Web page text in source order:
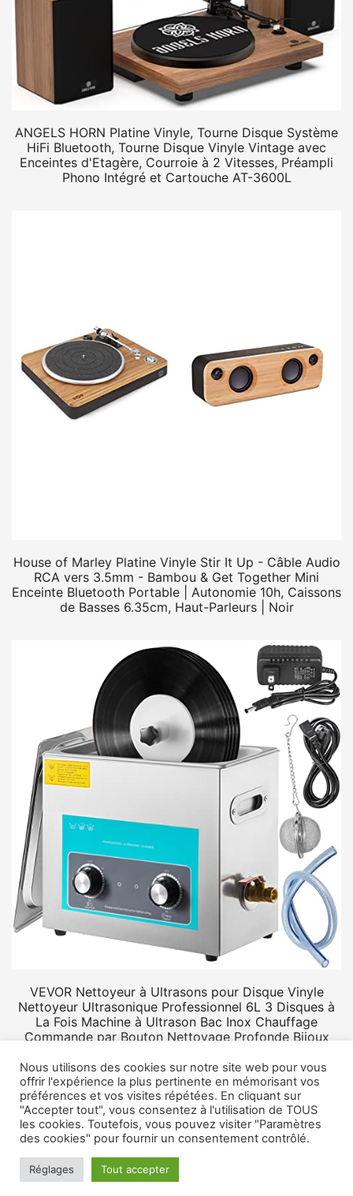
ANGELS HORN Platine Vinyle, Tourne Disque Système
HiFi Bluetooth, Tourne Disque Vinyle Vintage avec
Enceintes d'Etagère, Courroie à 2 Vitesses, Préampli
Phono Intégré et Cartouche AT-3600L
House of Marley Platine Vinyle Stir It Up - Câble Audio
RCA vers 3.5mm - Bambou & Get Together Mini
Enceinte Bluetooth Portable | Autonomie 10h, Caissons
de Basses 6.35cm, Haut-Parleurs | Noir
VEVOR Nettoyeur à Ultrasons pour Disque Vinyle
Nettoyeur Ultrasonique Professionnel 6L 3 Disques à
La Fois Machine à Ultrason Bac Inox Chauffage
Commande par Bouton Nettoyage Profonde Bijoux
© 2026 Rangement vinyle.Mentions légales
Nous utilisons des cookies sur notre site web pour vous
offrir l'expérience la plus pertinente en mémorisant vos
préférences et vos visites répétées. En cliquant sur
"Accepter tout", vous consentez à l'utilisation de TOUS
les cookies. Toutefois, vous pouvez visiter "Paramètres
des cookies" pour fournir un consentement contrôlé.
Réglages Tout accepter